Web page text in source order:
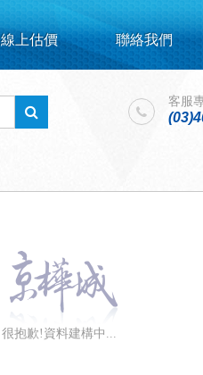
線上估價 聯絡我們
客服
很抱歉!資料建構中...